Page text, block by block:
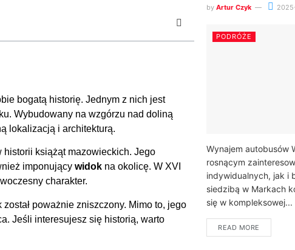
bogatą historię. Jednym z nich jest
Wybudowany na wzgórzu nad doliną
lokalizacją i architekturą.
historii książąt mazowieckich. Jego
imponujący widok na okolicę. W XVI
charakter.
poważnie zniszczony. Mimo to, jego
Jeśli interesujesz się historią, warto
by Artur Czyk
PODRÓŻE
Wynajem autobusów
rosnącym
indywidualnych, jak i
siedzibą w Markach
się w kompleksowej...
READ MORE